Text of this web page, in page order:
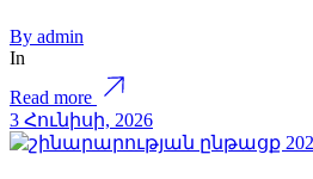
By admin
In
Read more
3 Հունիսի, 2026